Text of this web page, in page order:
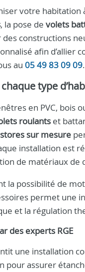
votre habitation
, la pose de volets
constructions
afin
au 05 49 83 09 09.
type
en PVC, bois
roulants et
stores sur mesure
installation est
de matériaux
la possibilité de
permet une
et la régulation
des experts RGE
une installation
pour assurer